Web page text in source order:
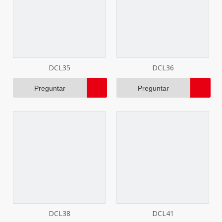
DCL35
Preguntar
DCL36
Preguntar
DCL38 DCL41